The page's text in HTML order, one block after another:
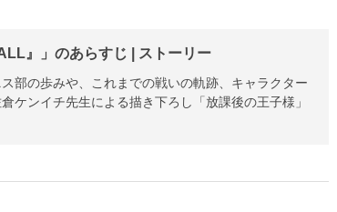
』」のあらすじ | ストーリー
部の歩みや、これまでの戦いの軌跡、キャラクター
ンイチ先生による描き下ろし「放課後の王子様」